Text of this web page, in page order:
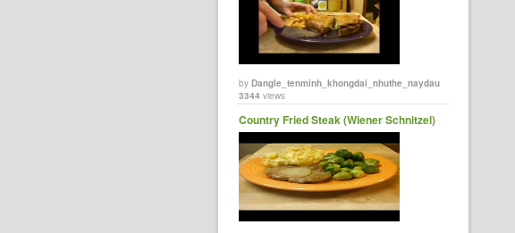
byDangle_tenminh_khongdai_nhuthe_naydau
3344 views
Country Fried Steak (Wiener Schnitzel)